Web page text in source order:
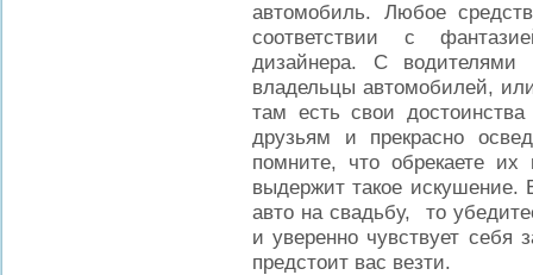
автомобиль. Любое
соответствии с
дизайнера. С
владельцы автомобилей,
там есть свои
друзьям и прекрасно
помните, что обрекаете их
выдержит такое искушение.
авто на свадьбу, то
и уверенно чувствует себя
предстоит вас везти.